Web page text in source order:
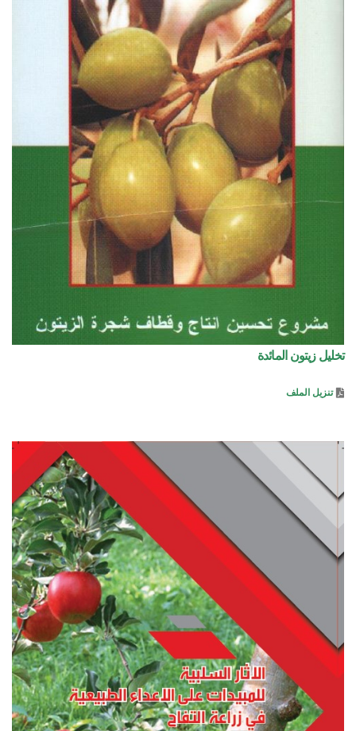
تخليل زيتون المائدة
تنزيل الملف